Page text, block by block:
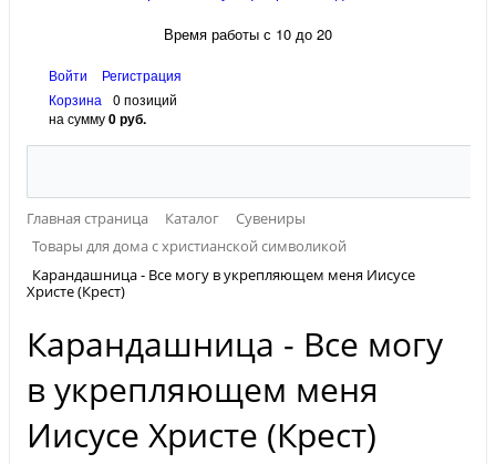
Время работы с 10 до 20
Войти
Регистрация
Корзина
0 позиций
на сумму0 руб.
Главная страница Каталог
Сувениры
Товары для дома с христианской символикой
Карандашница - Все могу в укрепляющем меня Иисусе
Христе (Крест)
Карандашница - Все могу
в укрепляющем меня
Иисусе Христе (Крест)